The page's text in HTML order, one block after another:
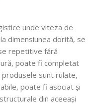
unde viteza de
dimensiunea dorită, se
repetitive fără
poate fi completat
produsele sunt rulate,
poate fi asociat și
din aceeași